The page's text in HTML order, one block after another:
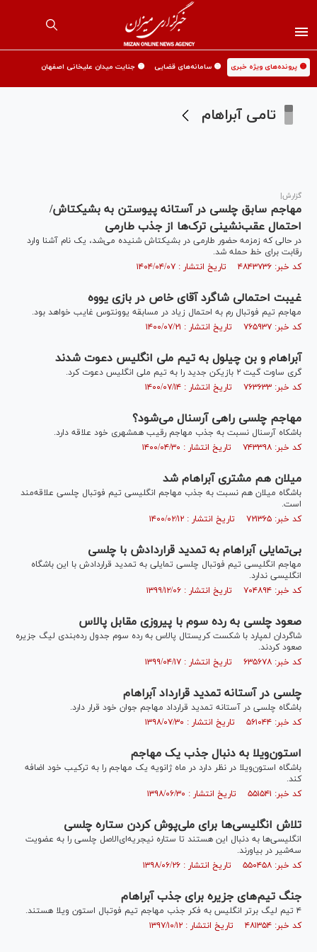
🟡 پرونده‌های ویژه خبری 🟡 سامانه‌های قضایی 🟡 جنایت میدان علیخانی اصفهان
تامی آبراهام
گزارش|
مهاجم سابق چلسی در آستانه پیوستن به بشیکتاش/
احتمال عقب‌نشینی ترک‌ها از جذب طارمی
در حالی که زمزمه حضور طارمی در بشیکتاش شنیده می‌شد، یک نام آشنا وارد
رقابت برای خط حمله شد.
کد خبر: ۴۸۴۳۷۳۶ تاریخ انتشار : ۱۴۰۴/۰۴/۰۷
غیبت احتمالی شاگرد آقای خاص در بازی یووه
مهاجم تیم فوتبال رم به احتمال زیاد در مسابقه یوونتوس غایب خواهد بود.
کد خبر: ۷۶۵۹۳۷ تاریخ انتشار : ۱۴۰۰/۰۷/۲۱
آبراهام و بن چیلول به تیم ملی انگلیس دعوت شدند
گری ساوت گیت ۲ بازیکن جدید را به تیم ملی انگلیس دعوت کرد.
کد خبر: ۷۶۳۶۳۳ تاریخ انتشار : ۱۴۰۰/۰۷/۱۴
مهاجم چلسی راهی آرسنال می‌شود؟
باشکاه آرسنال نسبت به جذب مهاجم رقیب همشهری خود علاقه دارد.
کد خبر: ۷۴۳۳۹۸ تاریخ انتشار : ۱۴۰۰/۰۴/۳۰
میلان هم مشتری آبراهام شد
باشگاه میلان هم نسبت به جذب مهاجم انگلیسی تیم فوتبال چلسی علاقه‌مند
است.
کد خبر: ۷۲۱۳۶۵ تاریخ انتشار : ۱۴۰۰/۰۲/۱۲
بی‌تمایلی آبراهام به تمدید قراردادش با چلسی
مهاجم انگلیسی تیم فوتبال چلسی تمایلی به تمدید قراردادش با این باشگاه
انگلیسی ندارد.
کد خبر: ۷۰۴۸۹۴ تاریخ انتشار : ۱۳۹۹/۱۲/۰۶
صعود چلسی به رده سوم با پیروزی مقابل پالاس
شاگردان لمپارد با شکست کریستال پالاس به رده سوم جدول رده‌بندی لیگ جزیره
صعود کردند.
کد خبر: ۶۳۵۶۷۸ تاریخ انتشار : ۱۳۹۹/۰۴/۱۷
چلسی در آستانه تمدید قرارداد آبراهام
باشگاه چلسی در آستانه تمدید قرارداد مهاجم جوان خود قرار دارد.
کد خبر: ۵۶۱۰۴۴ تاریخ انتشار : ۱۳۹۸/۰۷/۳۰
استون‌ویلا به دنبال جذب یک مهاجم
باشگاه استون‌ویلا در نظر دارد در ماه ژانویه یک مهاجم را به ترکیب خود اضافه
کند.
کد خبر: ۵۵۱۵۴۱ تاریخ انتشار : ۱۳۹۸/۰۶/۳۰
تلاش انگلیسی‌ها برای ملی‌پوش کردن ستاره چلسی
انگلیسی‌ها به دنبال این هستند تا ستاره نیجریه‌ای‌الاصل چلسی را به عضویت
سه‌شیر در بیاورند.
کد خبر: ۵۵۰۴۵۸ تاریخ انتشار : ۱۳۹۸/۰۶/۲۶
جنگ تیم‌های جزیره برای جذب آبراهام
۴ تیم لیگ برتر انگلیس به فکر جذب مهاجم تیم فوتبال استون ویلا هستند.
کد خبر: ۴۸۱۳۵۴ تاریخ انتشار : ۱۳۹۷/۱۰/۱۲